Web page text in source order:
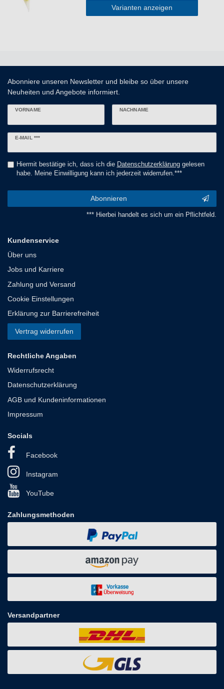
Varianten anzeigen
Abonniere unseren Newsletter und bleibe so über unsere
Neuheiten und Angebote informiert.
VORNAME NACHNAME
E-MAIL ***
Newsletter
Hiermit bestätige ich, dass ich die Daten­schutz­erklärunggelesen
habe. Meine Einwilligung kann ich jederzeit widerrufen.***
Abonnieren
*** Hierbei handelt es sich um ein Pflichtfeld.
Kundenservice
Über uns
Jobs und Karriere
Zahlung und Versand
Cookie Einstellungen
Erklärung zur Barrierefreiheit
Vertrag widerrufen
Rechtliche Angaben
Widerrufsrecht
Datenschutzerklärung
AGB und Kundeninformationen
Impressum
Socials
Facebook
Instagram
YouTube
Zahlungsmethoden
Versandpartner